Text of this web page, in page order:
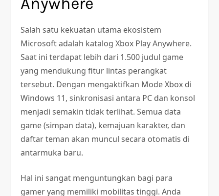
Salah satu kekuatan utama ekosistem
Microsoft adalah katalog Xbox Play Anywhere.
Saat ini terdapat lebih dari 1.500 judul game
yang mendukung fitur lintas perangkat
tersebut. Dengan mengaktifkan Mode Xbox di
Windows 11, sinkronisasi antara PC dan konsol
menjadi semakin tidak terlihat. Semua data
game (simpan data), kemajuan karakter, dan
daftar teman akan muncul secara otomatis di
antarmuka baru.
Hal ini sangat menguntungkan bagi para
gamer yang memiliki mobilitas tinggi. Anda